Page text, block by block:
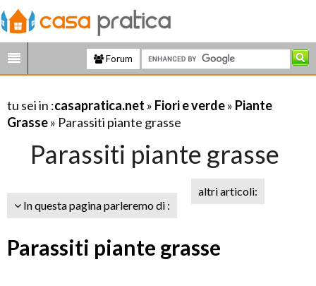
Forum
tu sei in :casapratica.net » Fiori e verde» Piante
Grasse» Parassiti piante grasse
Parassiti piante grasse
In questa pagina parleremo di :
altri articoli:
Parassiti piante grasse